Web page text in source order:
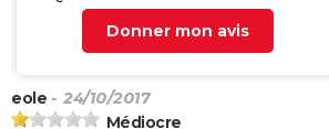
Donner mon avis
eole - 24/10/2017
Médiocre